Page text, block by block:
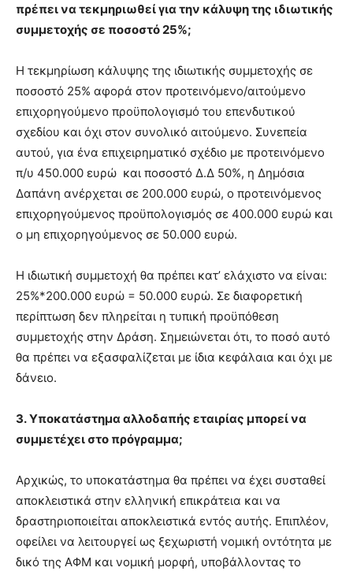
πρέπει να τεκμηριωθεί για την κάλυψη της ιδιωτικής
συμμετοχής σε ποσοστό 25%;
Η τεκμηρίωση κάλυψης της ιδιωτικής συμμετοχής σε
ποσοστό 25% αφορά στον προτεινόμενο/αιτούμενο
επιχορηγούμενο προϋπολογισμό του επενδυτικού
σχεδίου και όχι στον συνολικό αιτούμενο. Συνεπεία
αυτού, για ένα επιχειρηματικό σχέδιο με προτεινόμενο
π/υ 450.000 ευρώ και ποσοστό Δ.Δ 50%, η Δημόσια
Δαπάνη ανέρχεται σε 200.000 ευρώ, ο προτεινόμενος
επιχορηγούμενος προϋπολογισμός σε 400.000 ευρώ και
ο μη επιχορηγούμενος σε 50.000 ευρώ.
Η ιδιωτική συμμετοχή θα πρέπει κατ’ ελάχιστο να είναι:
25%*200.000 ευρώ = 50.000 ευρώ. Σε διαφορετική
περίπτωση δεν πληρείται η τυπική προϋπόθεση
συμμετοχής στην Δράση. Σημειώνεται ότι, το ποσό αυτό
θα πρέπει να εξασφαλίζεται με ίδια κεφάλαια και όχι με
δάνειο.
3. Υποκατάστημα αλλοδαπής εταιρίας μπορεί να
συμμετέχει στο πρόγραμμα;
Αρχικώς, το υποκατάστημα θα πρέπει να έχει συσταθεί
αποκλειστικά στην ελληνική επικράτεια και να
δραστηριοποιείται αποκλειστικά εντός αυτής. Επιπλέον,
οφείλει να λειτουργεί ως ξεχωριστή νομική οντότητα με
δικό της ΑΦΜ και νομική μορφή, υποβάλλοντας το